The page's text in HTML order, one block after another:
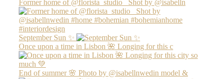
Former home of @florista_studio_ Shot by @isabelln
September Sun ✨
Once upon a time in Lisbon 🌺 Longing for this c
End of summer 🌸 Photo by @isabellnwedin model &